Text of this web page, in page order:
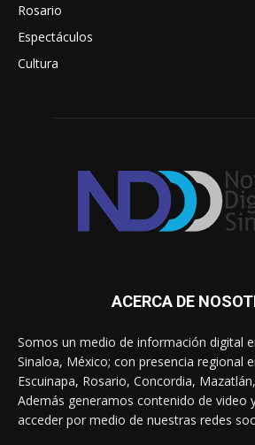
Rosario
Espectáculos
Cultura
ACERCA DE
Somos un medio de información digital
Sinaloa, México; con presencia regional
Escuinapa, Rosario, Concordia,
Además generamos contenido de video
acceder por medio de nuestras redes